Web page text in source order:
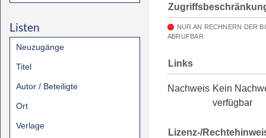
Listen
Neuzugänge
Titel
Autor / Beteiligte
Ort
Verlage
NUR AN RECHNERN DER
ABRUFBAR
Links
Nachweis Kein
verfügbar
Lizenz-/